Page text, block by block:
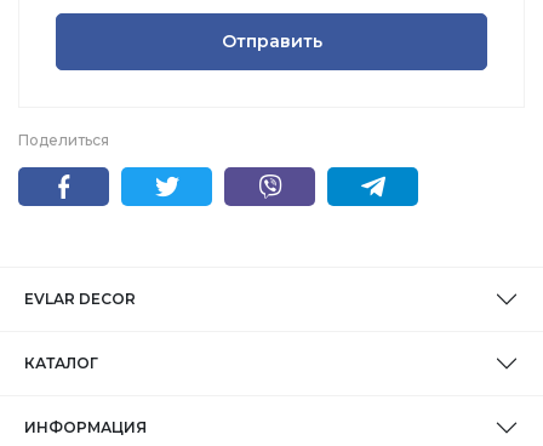
Отправить
Поделиться
EVLAR DECOR
КАТАЛОГ
ИНФОРМАЦИЯ